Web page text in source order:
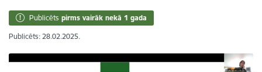
Publicēts pirms vairāk nekā 1 gada
Publicēts: 28.02.2025.